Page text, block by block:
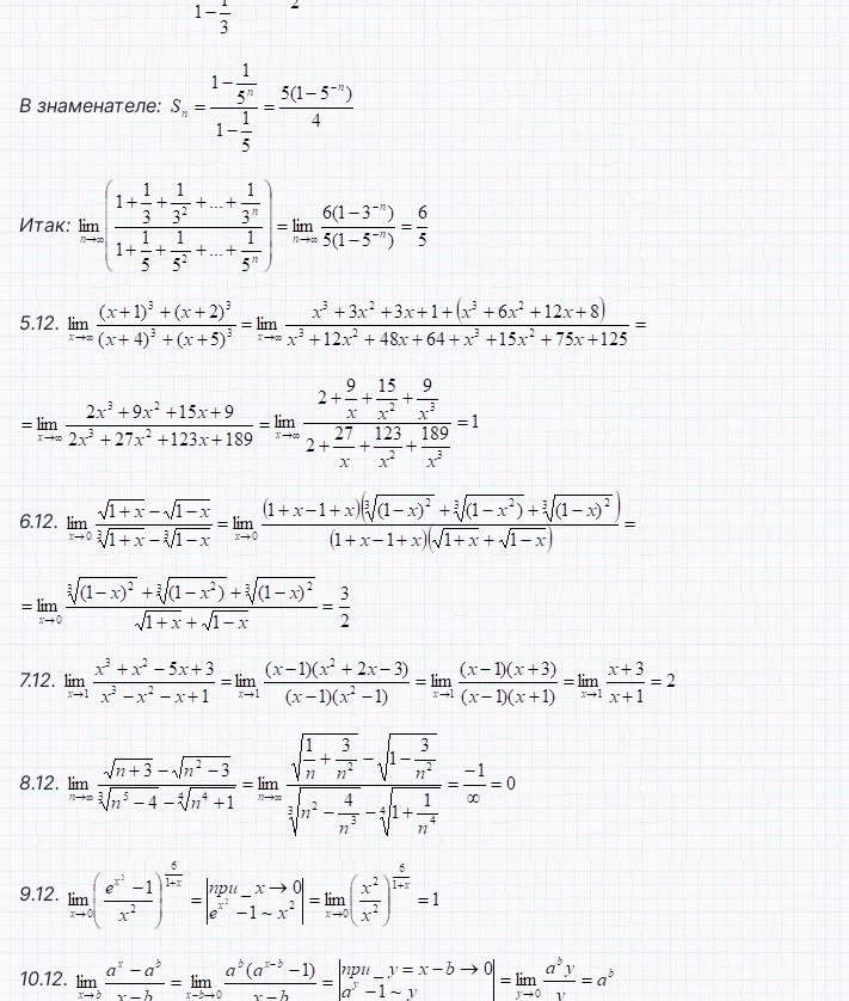
В знаменателе:
Итак:
5.12.
6.12.
7.12.
8.12.
9.12.
10.12.